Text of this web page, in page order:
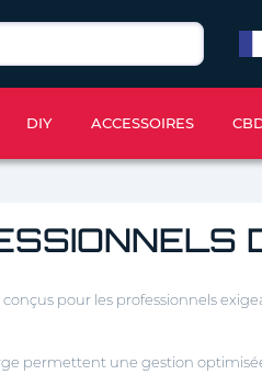
DIY ACCESSOIRES
pour les professionnels
permettent une gestion